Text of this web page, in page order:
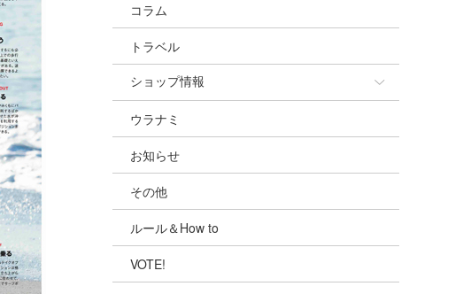
コラム
トラベル
ショップ情報
ショップ情報
湘南
千葉北
伊豆
千葉南
ウラナミ
お知らせ
その他
ルール＆How to
VOTE!